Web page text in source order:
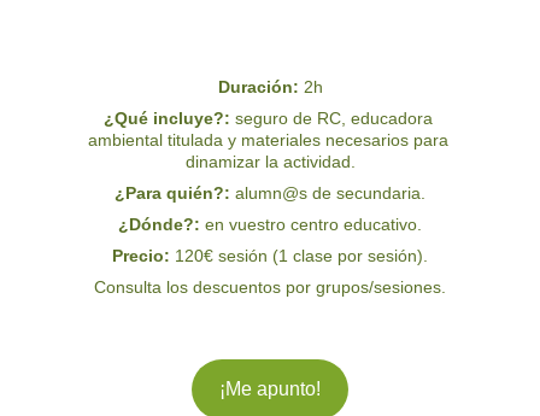
¡Me apunto!
Duración: 2h
¿Qué incluye?: seguro de RC, educadora
ambiental titulada y materiales necesarios para
dinamizar la actividad.
¿Para quién?: alumn@s de secundaria.
¿Dónde?: en vuestro centro educativo.
Precio: 120€ sesión (1 clase por sesión).
Consulta los descuentos por grupos/sesiones.